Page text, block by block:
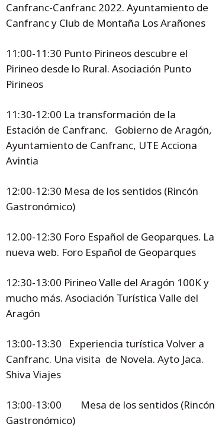
Canfranc-Canfranc 2022. Ayuntamiento de
Canfranc y Club de Montaña Los Arañones
11:00-11:30 Punto Pirineos descubre el
Pirineo desde lo Rural. Asociación Punto
Pirineos
11:30-12:00 La transformación de la
Estación de Canfranc. Gobierno de Aragón,
Ayuntamiento de Canfranc, UTE Acciona
Avintia
12:00-12:30 Mesa de los sentidos (Rincón
Gastronómico)
12.00-12:30 Foro Español de Geoparques. La
nueva web. Foro Español de Geoparques
12:30-13:00 Pirineo Valle del Aragón 100K y
mucho más. Asociación Turística Valle del
Aragón
13:00-13:30 Experiencia turística Volver a
Canfranc. Una visita de Novela. Ayto Jaca.
Shiva Viajes
13:00-13:00 Mesa de los sentidos (Rincón
Gastronómico)